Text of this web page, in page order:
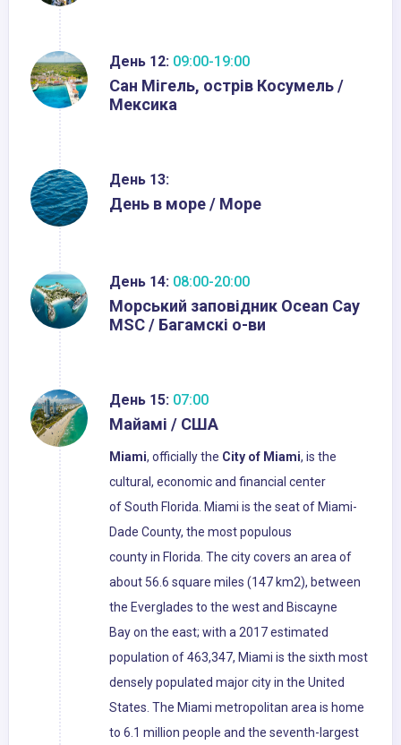
День 12: 09:00-19:00
Сан Мігель, острів Косумель /
Мексика
День 13:
День в море / Море
День 14: 08:00-20:00
Морський заповідник Ocean Cay
MSC / Багамскі о-ви
День 15: 07:00
Майамі / США
Miami, officially the City of Miami, is the
cultural, economic and financial center
of South Florida. Miami is the seat of Miami-
Dade County, the most populous
county in Florida. The city covers an area of
about 56.6 square miles (147 km2), between
the Everglades to the west and Biscayne
Bay on the east; with a 2017 estimated
population of 463,347, Miami is the sixth most
densely populated major city in the United
States. The Miami metropolitan area is home
to 6.1 million people and the seventh-largest